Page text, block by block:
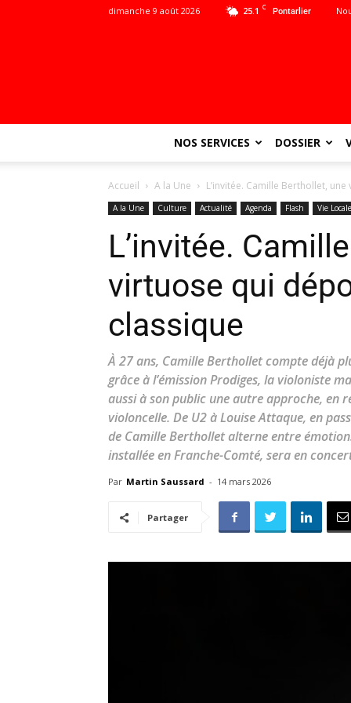
25.1 C Pontarlier
dimanche 9 août 2026
NOS SERVICES DOSSIER
Accueil A la Une L’invitée. Camille Berthollet,
A la Une Culture Actualité Agenda Flash Vie Locale
L’invitée.
virtuose qui
classique
À 27 ans, Camille Berthollet compte déjà
grâce à l’émission Prodiges, la violoniste
aussi à son public une autre approche, en
violoncelle. De U2 à Louise Attaque, en
de Camille Berthollet alterne entre
installée en Franche-Comté, sera en
Par Martin Saussard - 14 mars 2026
Partager